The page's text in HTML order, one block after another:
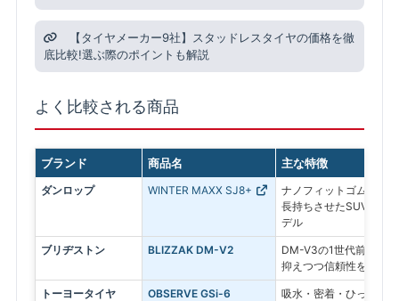
【タイヤメーカー9社】スタッドレスタイヤの価格を徹
底比較!選ぶ際のポイントも解説
よく比較される商品
ブランド 商品名 主な特徴
ダンロップ WINTER MAXX SJ8+
ナノフィットゴムを採
長持ちさせたSUV専用
デル
ブリヂストン BLIZZAK DM-V2
DM-V3の1世代前のモ
抑えつつ信頼性を求め
トーヨータイヤ OBSERVE GSi-6
吸水・密着・ひっかき